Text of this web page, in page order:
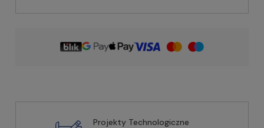
Projekty Technologiczne